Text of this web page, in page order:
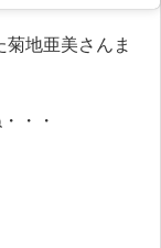
地亜美さんま
・・